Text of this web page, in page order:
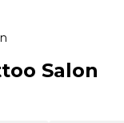
Salon